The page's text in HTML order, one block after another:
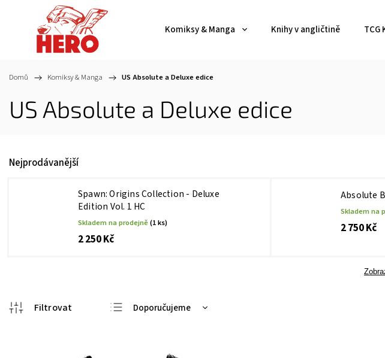
Komiksy & Manga Knihy v angličtině TCG
Domů / Komiksy & Manga / US Absolute a Deluxe edice
US Absolute a Deluxe edice
Nejprodávanější
Spawn: Origins Collection - Deluxe
Edition Vol. 1 HC
Skladem na prodejně(1 ks)
2 250 Kč
Absolute
Skladem na
2 750 Kč
Doporučujeme